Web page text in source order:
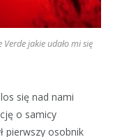
jakie udało mi się
się nad nami
o samicy
pierwszy osobnik